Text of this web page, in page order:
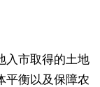
市取得的土地
平衡以及保障农